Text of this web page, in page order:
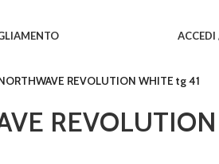
ACCEDI
REVOLUTION WHITE tg 41